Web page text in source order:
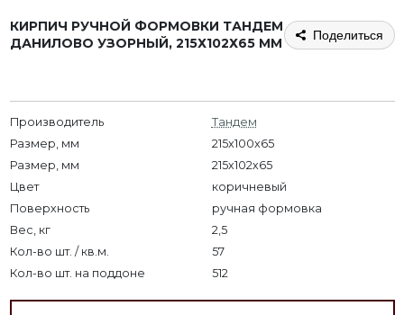
КИРПИЧ РУЧНОЙ ФОРМОВКИ ТАНДЕМ
ДАНИЛОВО УЗОРНЫЙ, 215Х102Х65 ММ
Поделиться
Производитель
Тандем
Размер, мм
215x100x65
Размер, мм
215х102х65
Цвет
коричневый
Поверхность
ручная формовка
Вес, кг
2,5
Кол-во шт. / кв.м.
57
Кол-во шт. на поддоне
512